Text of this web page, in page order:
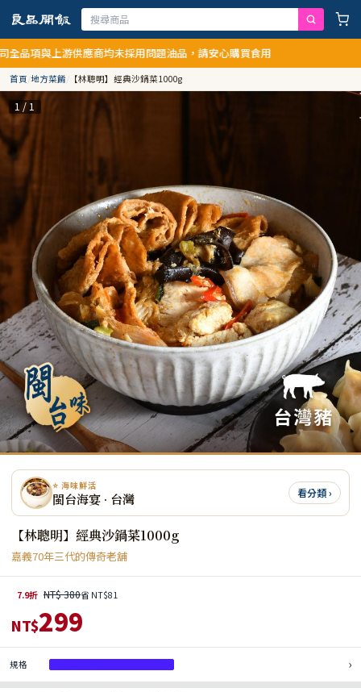
游供應商均未採用問題油品，請安心購買食用
首頁/地方菜餚/ 【林聰明】經典沙鍋菜1000g
1 / 1
⭐ 海味鮮活
閩台海宴 · 台灣 看分類 ›
【林聰明】經典沙鍋菜1000g
嘉義70年三代的傳奇老舖
7.9折 NT$ 380省 NT$81
NT$299
規格 ›